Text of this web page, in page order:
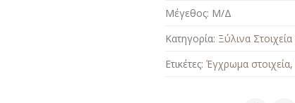
Μέγεθος: Μ/Δ
Κατηγορία: Ξύλινα
Ετικέτες:Έγχρωμα στοιχεία,